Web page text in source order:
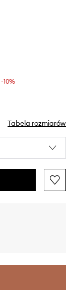
-10%
Tabela rozmiarów